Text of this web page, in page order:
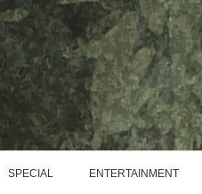
SPECIAL ENTERTAINMENT